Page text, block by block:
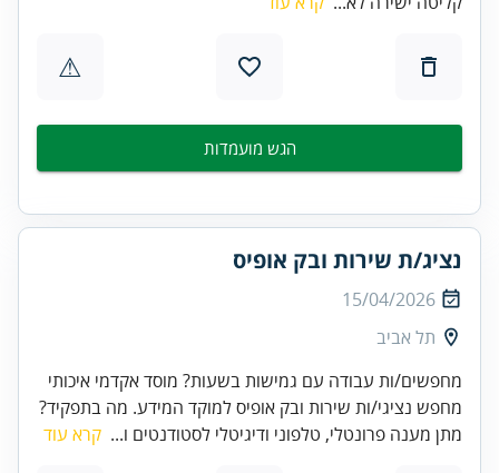
⚠
הגש מועמדות
נציג/ת שירות ובק אופיס
15/04/2026
תל אביב
מחפשים/ות עבודה עם גמישות בשעות? מוסד אקדמי איכותי
מחפש נציגי/ות שירות ובק אופיס למוקד המידע. מה בתפקיד?
מתן מענה פרונטלי, טלפוני ודיגיטלי לסטודנטים ו... קרא עוד